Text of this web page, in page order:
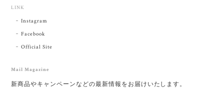
LINK
Instagram
Facebook
Official Site
Mail Magazine
新商品やキャンペーンなどの最新情報をお届けいたします。